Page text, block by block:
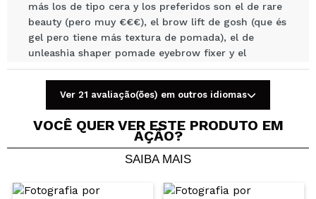
ENVIAR
más los de tipo cera y los preferidos son el de rare
beauty (pero muy €€€), el brow lift de gosh (que és
gel pero tiene más textura de pomada), el de
unleashia shaper pomade eyebrow fixer y el
próximo que voy a probar y parece promisório és el
de catrice brow sleek cera fijadora. Espero haber
ayudado.
Opinião
verificada
|
Hace 5
meses
Útil
Ver 21 avaliação(ões) em outros idiomas
VOCÊ QUER VER ESTE PRODUTO EM
AÇÃO?
SAIBA MAIS